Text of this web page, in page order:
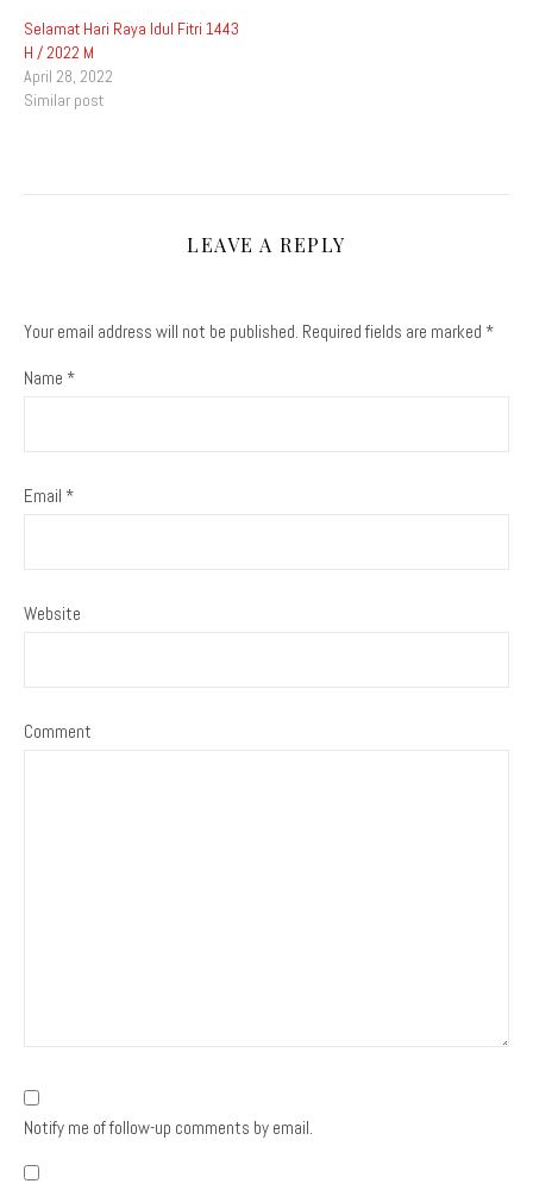
Selamat Hari Raya Idul Fitri 1443
H / 2022 M
April 28, 2022
Similar post
LEAVE A REPLY
Your email address will not be published. Required fields are marked *
Name *
Email *
Website
Comment
Notify me of follow-up comments by email.